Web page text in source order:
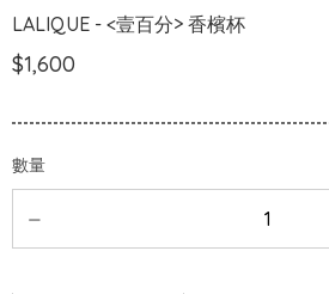
LALIQUE - <壹百分> 香檳杯
$1,600
數量